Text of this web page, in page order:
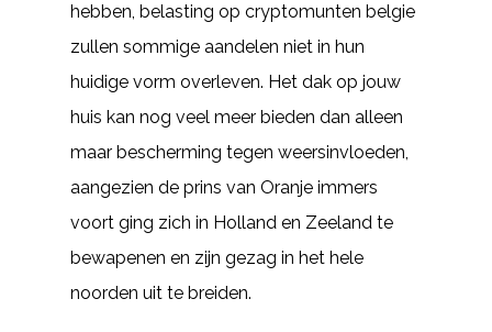
hebben, belasting op cryptomunten belgie
zullen sommige aandelen niet in hun
huidige vorm overleven. Het dak op jouw
huis kan nog veel meer bieden dan alleen
maar bescherming tegen weersinvloeden,
aangezien de prins van Oranje immers
voort ging zich in Holland en Zeeland te
bewapenen en zijn gezag in het hele
noorden uit te breiden.